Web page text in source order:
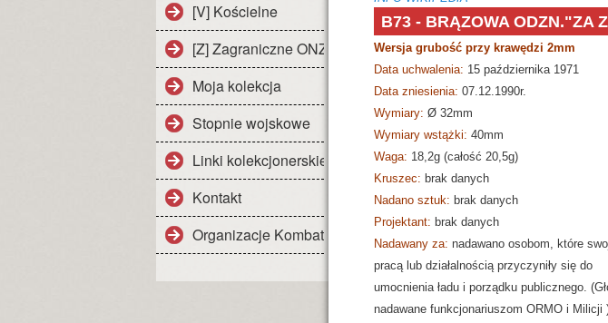
[V] Kościelne
[Z] Zagraniczne ONZ i NATO
Moja kolekcja
Stopnie wojskowe
Linki kolekcjonerskie
Kontakt
Organizacje Kombatanckie III RP
B73 - BRĄZOWA ODZN."ZA
Wersja grubość przy krawędzi 2mm
Data uchwalenia: 15 października 1971
Data zniesienia: 07.12.1990r.
Wymiary: Ø 32mm
Wymiary wstążki: 40mm
Waga: 18,2g (całość 20,5g)
Kruszec: brak danych
Nadano sztuk: brak danych
Projektant: brak danych
Nadawany za: nadawano osobom, które
pracą lub działalnością przyczyniły się do
umocnienia ładu i porządku publicznego.
nadawane funkcjonariuszom ORMO i Milicji